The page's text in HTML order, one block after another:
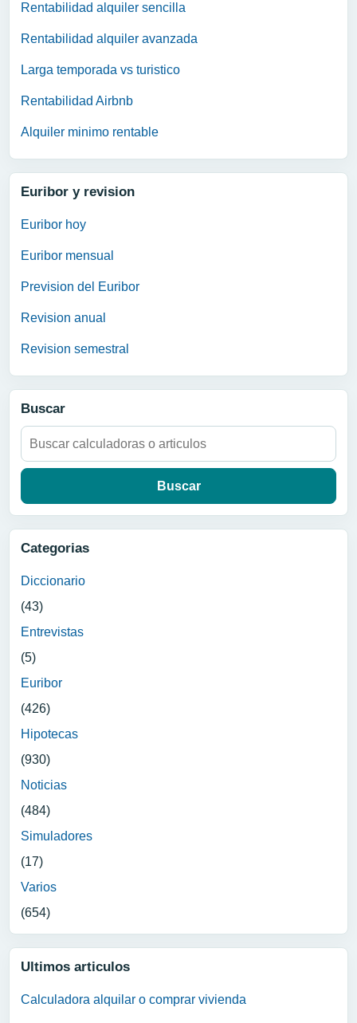
Rentabilidad alquiler sencilla
Rentabilidad alquiler avanzada
Larga temporada vs turistico
Rentabilidad Airbnb
Alquiler minimo rentable
Euribor y revision
Euribor hoy
Euribor mensual
Prevision del Euribor
Revision anual
Revision semestral
Buscar
Buscar:
Categorias
Diccionario
(43)
Entrevistas
(5)
Euribor
(426)
Hipotecas
(930)
Noticias
(484)
Simuladores
(17)
Varios
(654)
Ultimos articulos
Calculadora alquilar o comprar vivienda